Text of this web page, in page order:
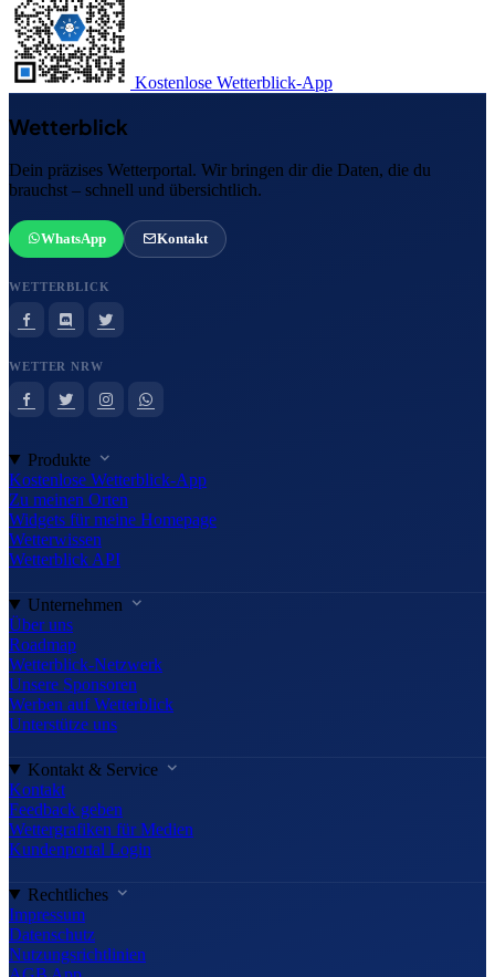
Kostenlose Wetterblick-App
Wetterblick
Dein präzises Wetterportal. Wir bringen dir die Daten, die du
brauchst – schnell und übersichtlich.
WhatsApp Kontakt
WETTERBLICK
WETTER NRW
Produkte
Kostenlose Wetterblick-App
Zu meinen Orten
Widgets für meine Homepage
Wetterwissen
Wetterblick API
Unternehmen
Über uns
Roadmap
Wetterblick-Netzwerk
Unsere Sponsoren
Werben auf Wetterblick
Unterstütze uns
Kontakt & Service
Kontakt
Feedback geben
Wettergrafiken für Medien
Kundenportal Login
Rechtliches
Impressum
Datenschutz
Nutzungsrichtlinien